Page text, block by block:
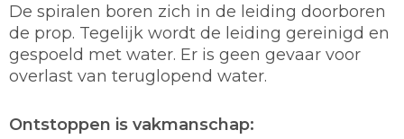
De spiralen boren zich in de leiding doorboren
de prop. Tegelijk wordt de leiding gereinigd en
gespoeld met water. Er is geen gevaar voor
overlast van teruglopend water.
Ontstoppen is vakmanschap: